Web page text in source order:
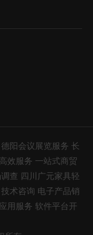
德阳会议展览服务 长
高效服务 一站式商贸
查 四川广元家具轻
技术咨询 电子产品销
用服务 软件平台开